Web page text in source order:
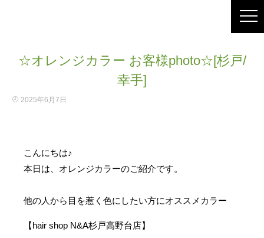
☆オレンジカラー お客様photo☆[杉戸/
幸手]
2025年6月7日
こんにちは♪
本日は、オレンジカラーのご紹介です。
他の人から目を惹く色にしたい方にオススメカラー
【hair shop N&A杉戸高野台店】